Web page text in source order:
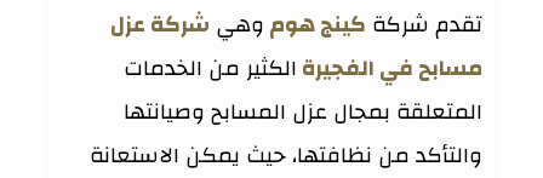
تقدم شركة كينج هوموهي شركة عزل
مسابح في الفجيرةالكثير من الخدمات
المتعلقة بمجال عزل المسابح وصيانتها
والتأكد من نظافتها، حيث يمكن الاستعانة